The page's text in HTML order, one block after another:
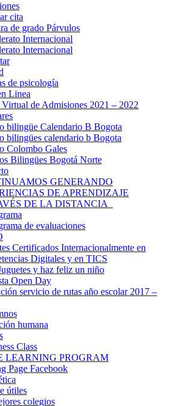
cita
de grado Párvulos
Internacional
Internacional
de psicología
Linea
de Admisiones 2021 – 2022
bilingüe Calendario B Bogota
bilingües calendario b Bogota
Colombo Gales
Bilingües Bogotá Norte
GENERANDO
DE APRENDIZAJE
DE LA DISTANCIA
de evaluaciones
Certificados Internacionalmente en
Digitales y en TICS
y haz feliz un niño
Open Day
servicio de rutas año escolar 2017 –
humana
Class
LEARNING PROGRAM
Page Facebook
útiles
colegios